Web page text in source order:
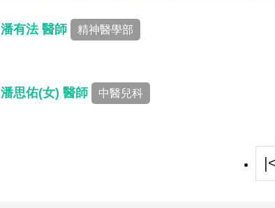
潘有法 醫師 精神醫學部
潘思佑(女) 醫師 中醫兒科